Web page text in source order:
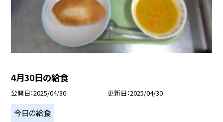
4月30日の給食
公開日 2025/04/30 更新日 2025/04/30
今日の給食